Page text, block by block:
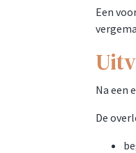
Een
Na een
De